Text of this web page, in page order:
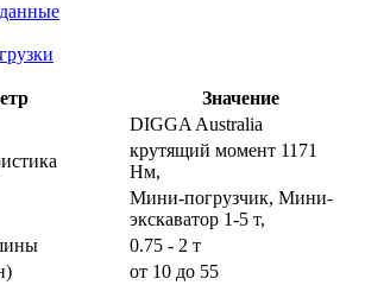
Значение
DIGGA Australia
крутящий момент 1171
Нм,
Мини-погрузчик, Мини-
экскаватор 1-5 т,
0.75 - 2 т
от 10 до 55